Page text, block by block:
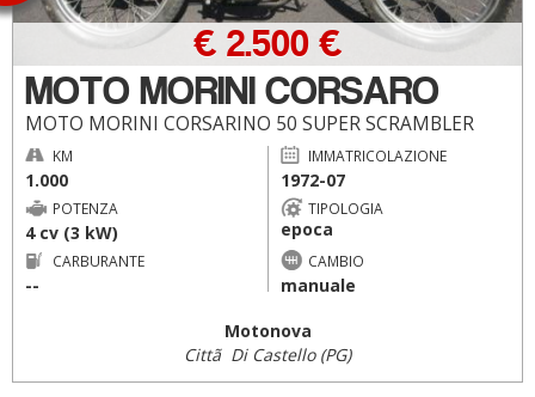
MOTO MORINI CORSARO
MOTO MORINI CORSARINO 50 SUPER SCRAMBLER
€ 2.500 €
KM
1.000
IMMATRICOLAZIONE
1972-07
POTENZA
4 cv (3 kW)
TIPOLOGIA
epoca
CARBURANTE
--
CAMBIO
manuale
Motonova
Cittã Di Castello (PG)